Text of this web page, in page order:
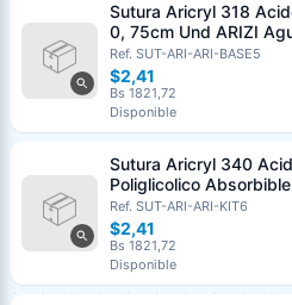
Sutura Aricryl 318
0, 75cm Und ARIZI
Punta Cónica 26mm
Ref. SUT-ARI-ARI-BASE5
$2,41
Bs 1821,72
Disponible
Sutura Aricryl 340
Poliglicolico
Caja de 12 Unds ARIZI
Punta Cónica 36mm
Ref. SUT-ARI-ARI-KIT6
$2,41
Bs 1821,72
Disponible
Generar cotización
Completá los datos para emitir el
Nombre o razón social
Cédula o RIF*
Teléfono (opcional)
Clave